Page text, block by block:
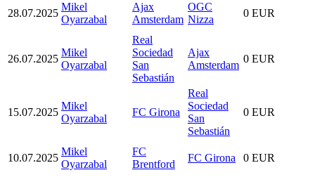
28.07.2025
Mikel
Oyarzabal
Ajax
Amsterdam
OGC
Nizza
0 EUR
26.07.2025
Mikel
Oyarzabal
Real
Sociedad
San
Sebastián
Ajax
Amsterdam
0 EUR
15.07.2025
Mikel
Oyarzabal
FC Girona
Real
Sociedad
San
Sebastián
0 EUR
10.07.2025
Mikel
Oyarzabal
FC
Brentford
FC Girona 0 EUR